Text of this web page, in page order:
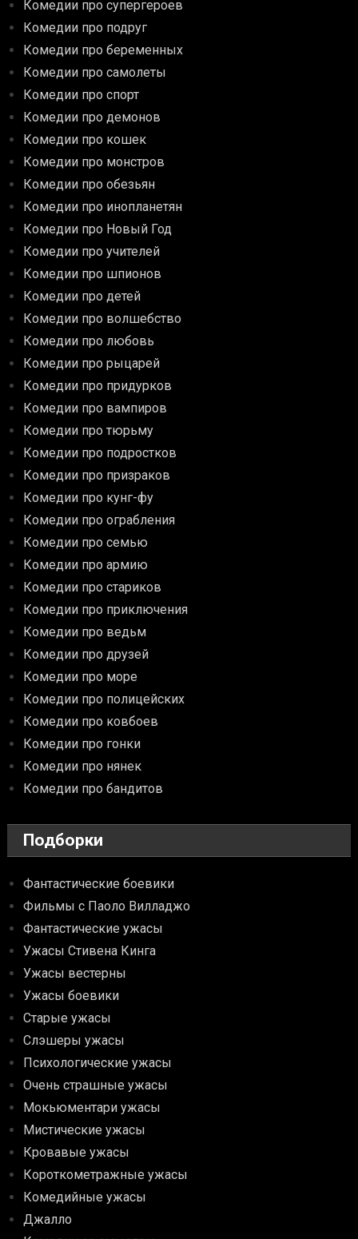
Комедии про супергероев
Комедии про подруг
Комедии про беременных
Комедии про самолеты
Комедии про спорт
Комедии про демонов
Комедии про кошек
Комедии про монстров
Комедии про обезьян
Комедии про инопланетян
Комедии про Новый Год
Комедии про учителей
Комедии про шпионов
Комедии про детей
Комедии про волшебство
Комедии про любовь
Комедии про рыцарей
Комедии про придурков
Комедии про вампиров
Комедии про тюрьму
Комедии про подростков
Комедии про призраков
Комедии про кунг-фу
Комедии про ограбления
Комедии про семью
Комедии про армию
Комедии про стариков
Комедии про приключения
Комедии про ведьм
Комедии про друзей
Комедии про море
Комедии про полицейских
Комедии про ковбоев
Комедии про гонки
Комедии про нянек
Комедии про бандитов
Подборки
Фантастические боевики
Фильмы с Паоло Вилладжо
Фантастические ужасы
Ужасы Стивена Кинга
Ужасы вестерны
Ужасы боевики
Старые ужасы
Слэшеры ужасы
Психологические ужасы
Очень страшные ужасы
Мокьюментари ужасы
Мистические ужасы
Кровавые ужасы
Короткометражные ужасы
Комедийные ужасы
Джалло